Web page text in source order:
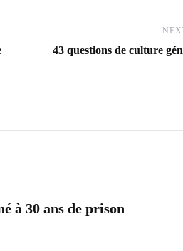
43 questions de culture
à 30 ans de prison